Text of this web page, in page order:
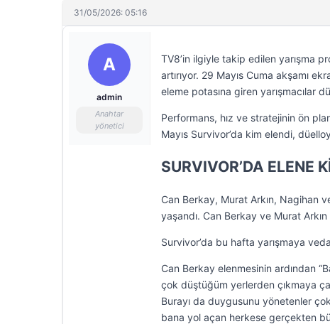
31/05/2026: 05:16
A
admin
Anahtar
yönetici
TV8’in ilgiyle takip edilen yarışma
artırıyor. 29 Mayıs Cuma akşamı
eleme potasına giren yarışmacılar
Performans, hız ve stratejinin ön
Mayıs Survivor’da kim elendi,
SURVIVOR’DA ELENE
Can Berkay, Murat Arkın, Nagihan
yaşandı. Can Berkay ve Murat
Survivor’da bu hafta yarışmaya
Can Berkay elenmesinin ardından
çok düştüğüm yerlerden çıkmaya
Burayı da duygusunu yönetenler
bana yol açan herkese gerçekten